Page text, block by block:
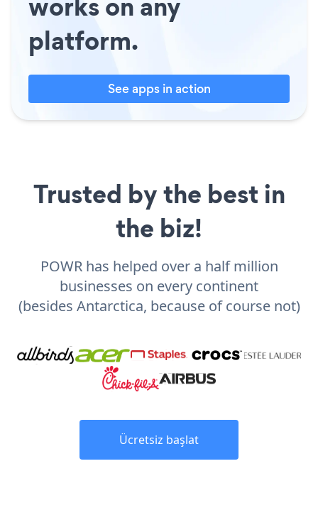
platform.
See apps in action
Trusted by the best in
the biz!
POWR has helped over a half million
businesses on every continent
(besides Antarctica, because of course not)
Ücretsiz başlat